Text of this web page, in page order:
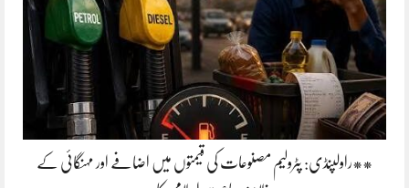
**راولپنڈی: پٹرولیم مصنوعات کی قیمتوں میں اضافے اور مہنگائی کے